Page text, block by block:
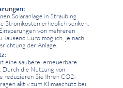
Solaranlage in Straubing
Stromkosten erheblich senken.
von mehreren
Tausend Euro möglich, je nach
der Anlage.
eine saubere, erneuerbare
Durch die Nutzung von
reduzieren Sie Ihren CO2-
aktiv zum Klimaschutz bei.